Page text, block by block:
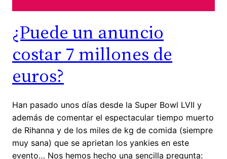
¿Puede un anuncio
costar 7 millones de
euros?
Han pasado unos días desde la Super Bowl LVII y
además de comentar el espectacular tiempo muerto
de Rihanna y de los miles de kg de comida (siempre
muy sana) que se aprietan los yankies en este
evento… Nos hemos hecho una sencilla pregunta: